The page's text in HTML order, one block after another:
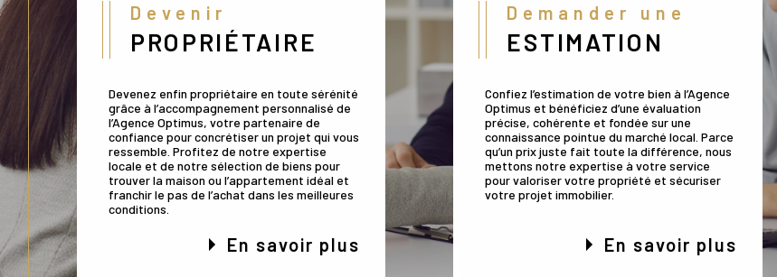
Devenir
PROPRIÉTAIRE
Devenez enfin propriétaire en toute sérénité
grâce à l’accompagnement personnalisé de
l’Agence Optimus, votre partenaire de
confiance pour concrétiser un projet qui vous
ressemble. Profitez de notre expertise
locale et de notre sélection de biens pour
trouver la maison ou l’appartement idéal et
franchir le pas de l’achat dans les meilleures
conditions.
En savoir plus
Demander une
ESTIMATION
Confiez l’estimation de votre bien à l’Agence
Optimus et bénéficiez d’une évaluation
précise, cohérente et fondée sur une
connaissance pointue du marché local. Parce
qu’un prix juste fait toute la différence, nous
mettons notre expertise à votre service
pour valoriser votre propriété et sécuriser
votre projet immobilier.
En savoir plus